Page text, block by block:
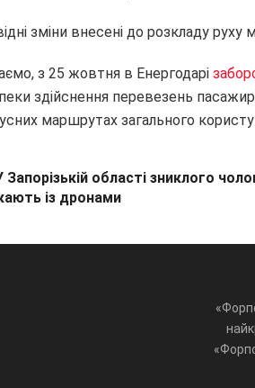
зміни внесені до розкладу
з 25 жовтня в Енергодарі
здійснення перевезень
маршрутах загального
області зниклого
із дронами